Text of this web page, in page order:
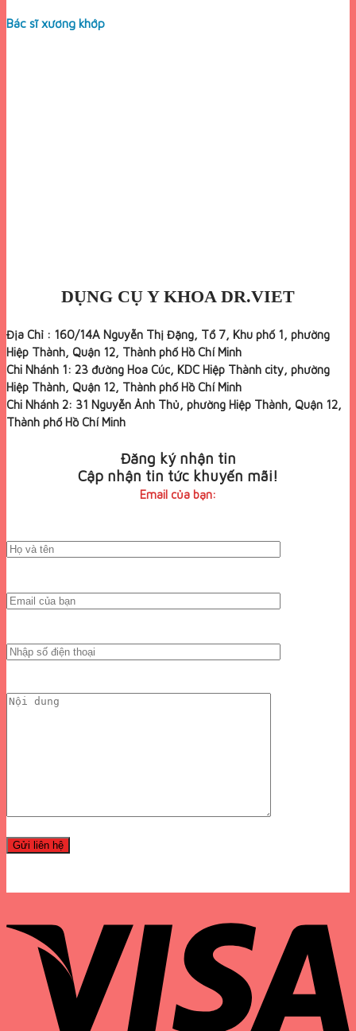
Bác sĩ xương khớp
DỤNG CỤ Y KHOA DR.VIET
Địa Chỉ : 160/14A Nguyễn Thị Đặng, Tổ 7, Khu phố 1, phường
Hiệp Thành, Quận 12, Thành phố Hồ Chí Minh
Chi Nhánh 1: 23 đường Hoa Cúc, KDC Hiệp Thành city, phường
Hiệp Thành, Quận 12, Thành phố Hồ Chí Minh
Chi Nhánh 2: 31 Nguyễn Ảnh Thủ, phường Hiệp Thành, Quận 12,
Thành phố Hồ Chí Minh
Đăng ký nhận tin
Cập nhận tin tức khuyến mãi!
Email của bạn: